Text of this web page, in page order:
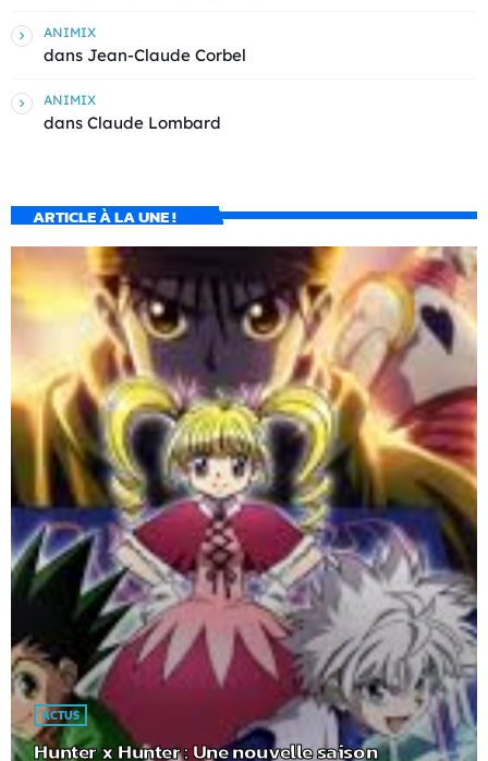
ANIMIX
dans Jean-Claude Corbel
ANIMIX
dans Claude Lombard
ARTICLE À LA UNE !
ACTUS
Hunter x Hunter : Une nouvelle saison